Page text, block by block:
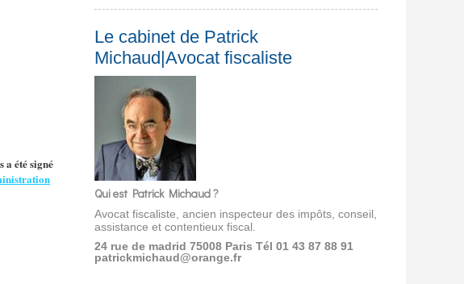
a été signé
Le cabinet de Patrick
Michaud|Avocat fiscaliste
Qui est Patrick Michaud ?
Avocat fiscaliste, ancien inspecteur des impôts, conseil,
assistance et contentieux fiscal.
24 rue de madrid 75008 ParisTél 01 43 87 88 91
patrickmichaud@orange.fr